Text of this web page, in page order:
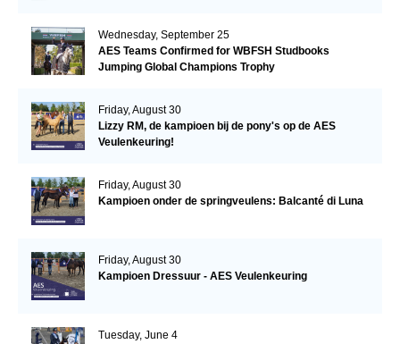
Wednesday, September 25
AES Teams Confirmed for WBFSH Studbooks
Jumping Global Champions Trophy
Friday, August 30
Lizzy RM, de kampioen bij de pony's op de AES
Veulenkeuring!
Friday, August 30
Kampioen onder de springveulens: Balcanté di Luna
Friday, August 30
Kampioen Dressuur - AES Veulenkeuring
Tuesday, June 4